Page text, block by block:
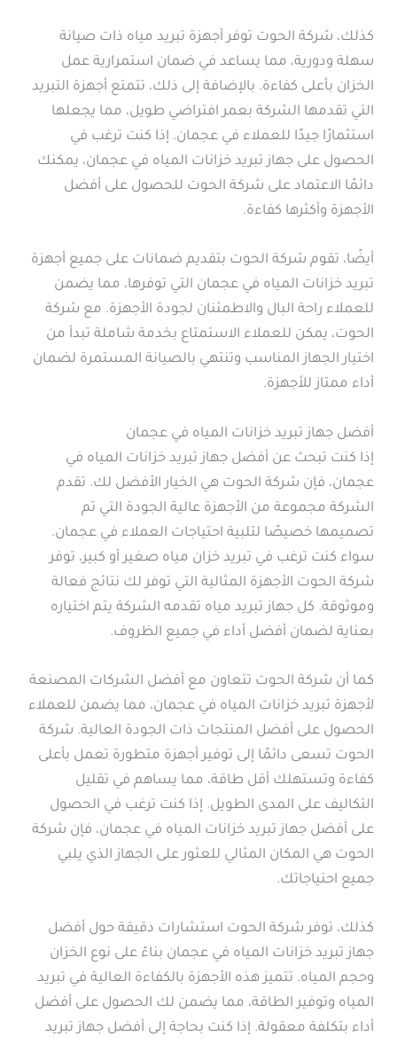
كذلك، شركة الحوت توفر أجهزة تبريد مياه ذات صيانة
سهلة ودورية، مما يساعد في ضمان استمرارية عمل
الخزان بأعلى كفاءة. بالإضافة إلى ذلك، تتمتع أجهزة التبريد
التي تقدمها الشركة بعمر افتراضي طويل، مما يجعلها
استثمارًا جيدًا للعملاء في عجمان. إذا كنت ترغب في
الحصول على جهاز تبريد خزانات المياه في عجمان، يمكنك
دائمًا الاعتماد على شركة الحوت للحصول على أفضل
الأجهزة وأكثرها كفاءة.
أيضًا، تقوم شركة الحوت بتقديم ضمانات على جميع أجهزة
تبريد خزانات المياه في عجمان التي توفرها، مما يضمن
للعملاء راحة البال والاطمئنان لجودة الأجهزة. مع شركة
الحوت، يمكن للعملاء الاستمتاع بخدمة شاملة تبدأ من
اختيار الجهاز المناسب وتنتهي بالصيانة المستمرة لضمان
أداء ممتاز للأجهزة.
أفضل جهاز تبريد خزانات المياه في عجمان
إذا كنت تبحث عن أفضل جهاز تبريد خزانات المياه في
عجمان، فإن شركة الحوت هي الخيار الأفضل لك. تقدم
الشركة مجموعة من الأجهزة عالية الجودة التي تم
تصميمها خصيصًا لتلبية احتياجات العملاء في عجمان.
سواء كنت ترغب في تبريد خزان مياه صغير أو كبير، توفر
شركة الحوت الأجهزة المثالية التي توفر لك نتائج فعالة
وموثوقة. كل جهاز تبريد مياه تقدمه الشركة يتم اختياره
بعناية لضمان أفضل أداء في جميع الظروف.
كما أن شركة الحوت تتعاون مع أفضل الشركات المصنعة
لأجهزة تبريد خزانات المياه في عجمان، مما يضمن للعملاء
الحصول على أفضل المنتجات ذات الجودة العالية. شركة
الحوت تسعى دائمًا إلى توفير أجهزة متطورة تعمل بأعلى
كفاءة وتستهلك أقل طاقة، مما يساهم في تقليل
التكاليف على المدى الطويل. إذا كنت ترغب في الحصول
على أفضل جهاز تبريد خزانات المياه في عجمان، فإن شركة
الحوت هي المكان المثالي للعثور على الجهاز الذي يلبي
جميع احتياجاتك.
كذلك، توفر شركة الحوت استشارات دقيقة حول أفضل
جهاز تبريد خزانات المياه في عجمان بناءً على نوع الخزان
وحجم المياه. تتميز هذه الأجهزة بالكفاءة العالية في تبريد
المياه وتوفير الطاقة، مما يضمن لك الحصول على أفضل
أداء بتكلفة معقولة. إذا كنت بحاجة إلى أفضل جهاز تبريد